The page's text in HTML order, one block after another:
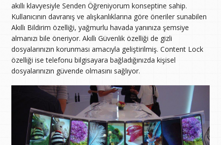
akıllı klavyesiyle Senden Öğreniyorum konseptine sahip.
Kullanıcının davranış ve alışkanlıklarına göre öneriler sunabilen
Akıllı Bildirim özelliği, yağmurlu havada yanınıza şemsiye
almanızı bile öneriyor. Akıllı Güvenlik özelliği de gizli
dosyalarınızın korunması amacıyla geliştirilmiş. Content Lock
özelliği ise telefonu bilgisayara bağladığınızda kişisel
dosyalarınızın güvende olmasını sağlıyor.